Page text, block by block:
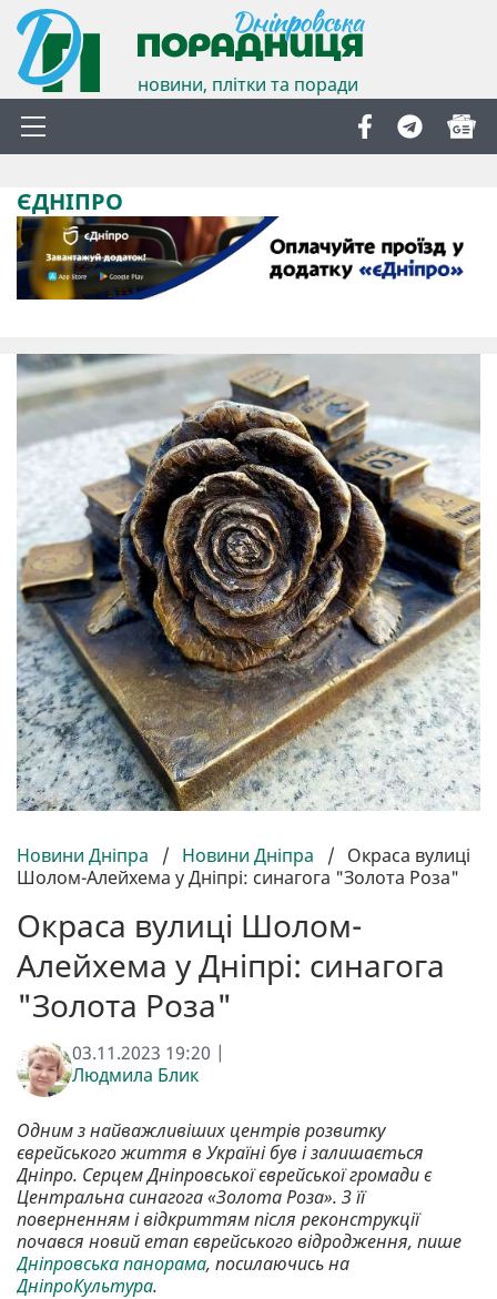
новини, плітки та поради
ЄДНІПРО
Новини Дніпра / Новини Дніпра / Окраса вулиці
Шолом-Алейхема у Дніпрі: синагога "Золота Роза"
Окраса вулиці Шолом-
Алейхема у Дніпрі: синагога
"Золота Роза"
03.11.2023 19:20 |
Людмила Блик
Одним з найважливіших центрів розвитку
єврейського життя в Україні був і залишається
Дніпро. Серцем Дніпровської єврейської громади є
Центральна синагога «Золота Роза». З її
поверненням і відкриттям після реконструкції
почався новий етап єврейського відродження, пише
Дніпровська панорама, посилаючись на
ДніпроКультура.